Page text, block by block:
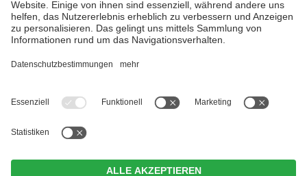
VIVODolomiti ist das Reiseportal für unvergesslichen
Bergurlaub – mit Unterkünften und Angeboten in den
Dolomiten, im UNESCO Weltnaturerbe.
Trotz genauer Arbeit und ständigem Aktualisieren der Inhalte, können Fehler
auftreten. Wir übernehmen keine Gewähr für die Richtigkeit und
Vollständigkeit aller Informationen.
Informieren Sie sich sicherheitshalber nochmals beim Veranstalter vor Ort